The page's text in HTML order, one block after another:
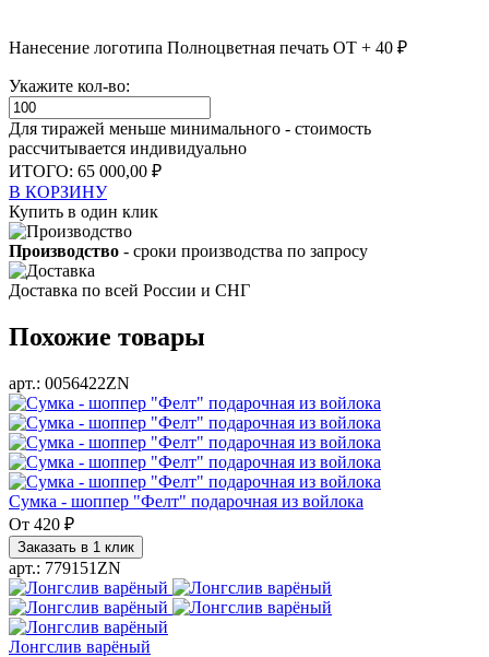
Нанесение логотипа Полноцветная печать ОТ + 40 ₽
Укажите кол-во:
Для тиражей меньше минимального - стоимость
рассчитывается индивидуально
ИТОГО: 65 000,00 ₽
В КОРЗИНУ
Купить в один клик
Производство - сроки производства по запросу
Доставка по всей России и СНГ
Похожие товары
арт.: 0056422ZN
Сумка - шоппер "Фелт" подарочная из войлока
От 420 ₽
Заказать в 1 клик
арт.: 779151ZN
Лонгслив варёный